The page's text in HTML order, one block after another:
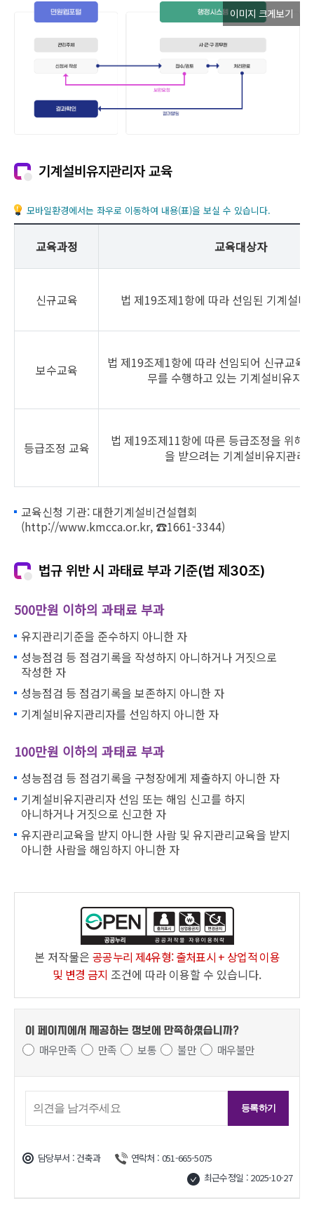
이미지 크게보기
기계설비유지관리자 교육
모바일환경에서는 좌우로 이동하여 내용(표)을 보실 수 있습니다.
교육과정 교육대상자
신규교육 법 제19조제1항에 따라 선임된 기계설비
보수교육
법 제19조제1항에 따라 선임되어 신규교육
무를 수행하고 있는 기계설비유지
등급조정 교육
법 제19조제11항에 따른 등급조정을 위해
을 받으려는 기계설비유지관리
교육신청 기관: 대한기계설비건설협회
(http://www.kmcca.or.kr, ☎1661-3344)
법규 위반 시 과태료 부과 기준(법 제30조)
500만원 이하의 과태료 부과
유지관리기준을 준수하지 아니한 자
성능점검 등 점검기록을 작성하지 아니하거나 거짓으로
작성한 자
성능점검 등 점검기록을 보존하지 아니한 자
기계설비유지관리자를 선임하지 아니한 자
100만원 이하의 과태료 부과
성능점검 등 점검기록을 구청장에게 제출하지 아니한 자
기계설비유지관리자 선임 또는 해임 신고를 하지
아니하거나 거짓으로 신고한 자
유지관리교육을 받지 아니한 사람 및 유지관리교육을 받지
아니한 사람을 해임하지 아니한 자
본 저작물은 공공누리 제4유형: 출처표시 + 상업적 이용
및 변경 금지 조건에 따라 이용할 수 있습니다.
담당부서 : 건축과
연락처 : 051-665-5075
최근수정일 : 2025-10-27
이 페이지에서 제공하는 정보에 만족하셨습니까?
매우만족 만족 보통 불만 매우불만